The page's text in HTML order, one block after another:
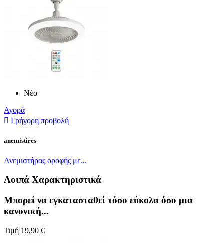
Νέο
Αγορά
 Γρήγορη προβολή
anemistires
Ανεμιστήρας οροφής με...
Λοιπά Χαρακτηριστικά
Μπορεί να εγκατασταθεί τόσο εύκολα όσο μια
κανονική...
Τιμή 19,90 €